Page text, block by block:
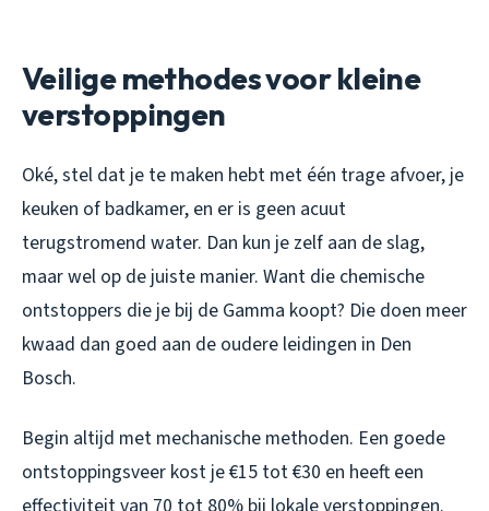
Veilige methodes voor kleine
verstoppingen
Oké, stel dat je te maken hebt met één trage afvoer, je
keuken of badkamer, en er is geen acuut
terugstromend water. Dan kun je zelf aan de slag,
maar wel op de juiste manier. Want die chemische
ontstoppers die je bij de Gamma koopt? Die doen meer
kwaad dan goed aan de oudere leidingen in Den
Bosch.
Begin altijd met mechanische methoden. Een goede
ontstoppingsveer kost je €15 tot €30 en heeft een